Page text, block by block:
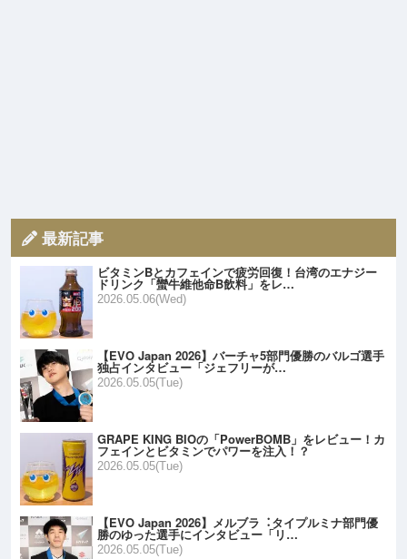
最新記事
ビタミンBとカフェインで疲労回復！台湾のエナジー
ドリンク「蠻牛維他命B飲料」をレ…
2026.05.06(Wed)
【EVO Japan 2026】バーチャ5部門優勝のバルゴ選手
独占インタビュー「ジェフリーが…
2026.05.05(Tue)
GRAPE KING BIOの「PowerBOMB」をレビュー！カ
フェインとビタミンでパワーを注入！？
2026.05.05(Tue)
【EVO Japan 2026】メルブラ︓タイプルミナ部門優
勝のゆった選手にインタビュー「リ…
2026.05.05(Tue)